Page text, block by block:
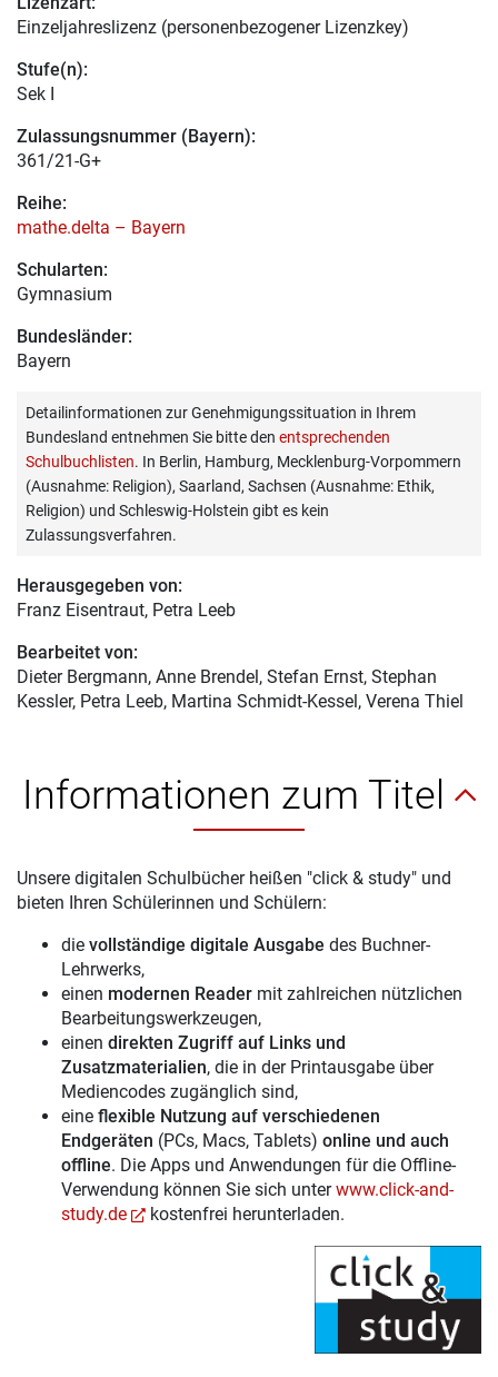
Einzeljahreslizenz (personenbezogener Lizenzkey)
Stufe(n):
Sek I
Zulassungsnummer (Bayern):
361/21-G+
Reihe:
mathe.delta – Bayern
Schularten:
Gymnasium
Bundesländer:
Bayern
Detailinformationen zur Genehmigungssituation in Ihrem
Bundesland entnehmen Sie bitte den entsprechenden
Schulbuchlisten. In Berlin, Hamburg, Mecklenburg-Vorpommern
(Ausnahme: Religion), Saarland, Sachsen (Ausnahme: Ethik,
Religion) und Schleswig-Holstein gibt es kein
Zulassungsverfahren.
Herausgegeben von:
Franz Eisentraut, Petra Leeb
Bearbeitet von:
Dieter Bergmann, Anne Brendel, Stefan Ernst, Stephan
Kessler, Petra Leeb, Martina Schmidt-Kessel, Verena Thiel
Informationen zum Titel
Unsere digitalen Schulbücher heißen "click & study" und
bieten Ihren Schülerinnen und Schülern:
die vollständige digitale Ausgabe des Buchner-
Lehrwerks,
einen modernen Reader mit zahlreichen nützlichen
Bearbeitungswerkzeugen,
einen direkten Zugriff auf Links und
Zusatzmaterialien, die in der Printausgabe über
Mediencodes zugänglich sind,
eine flexible Nutzung auf verschiedenen
Endgeräten (PCs, Macs, Tablets) online und auch
offline. Die Apps und Anwendungen für die Offline-
Verwendung können Sie sich unterwww.click-and-
study.de
kostenfrei herunterladen.